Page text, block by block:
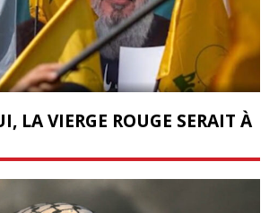
LA VIERGE ROUGE SERAIT À